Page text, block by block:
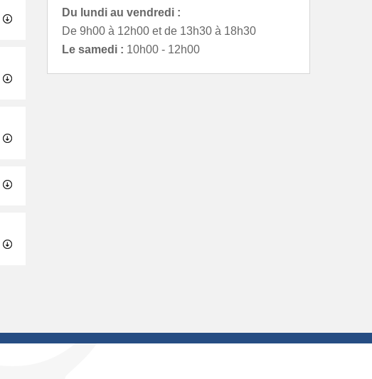
Du lundi au vendredi :
De 9h00 à 12h00 et de 13h30 à 18h30
Le samedi : 10h00 - 12h00